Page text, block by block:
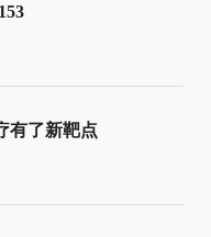
有了新靶点